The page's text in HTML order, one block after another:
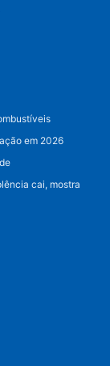
em 2026
cai, mostra